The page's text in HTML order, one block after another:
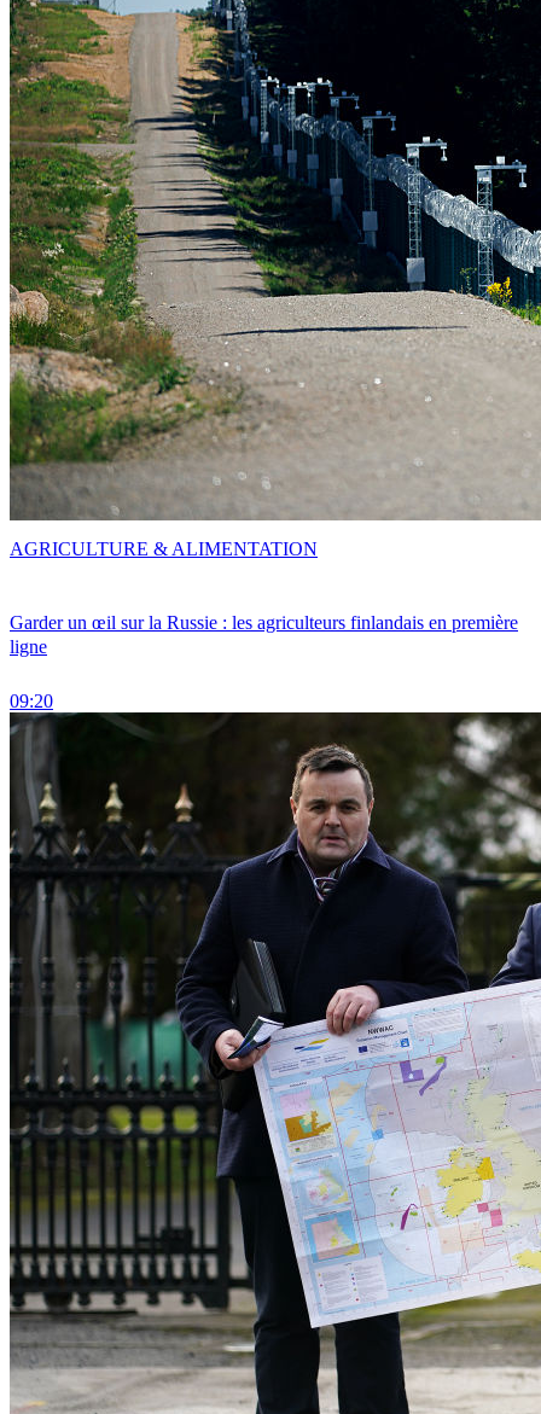
Garder un œil sur la Russie : les agriculteurs finlandais en première
ligne
09:20
AGRICULTURE & ALIMENTATION